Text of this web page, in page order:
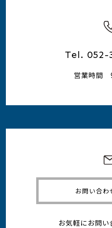
Tel. 052-
営業時間
お問い合わ
お気軽にお問